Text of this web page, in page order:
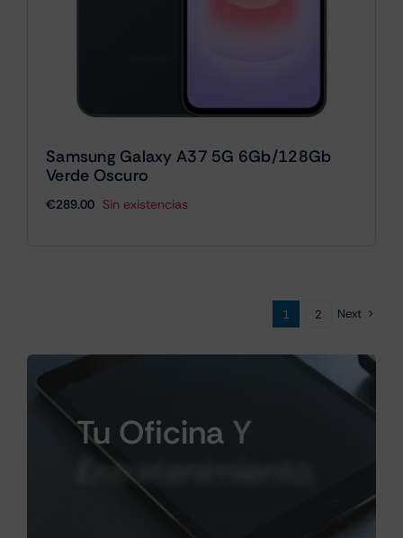
Samsung Galaxy A37 5G 6Gb/128Gb
Verde Oscuro
€289.00 Sin existencias
1 2 Next
Tu Oficina Y
Entretenimiento,